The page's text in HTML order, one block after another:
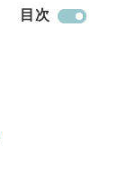
目次